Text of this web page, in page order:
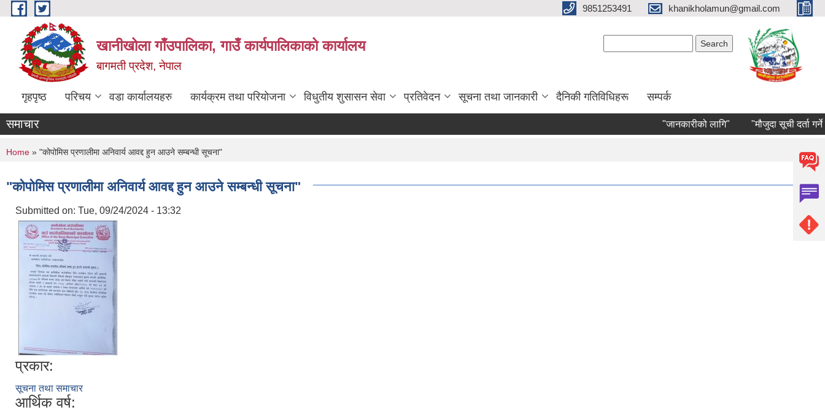
Skip to main content 9851253491 khanikholamun@gmail.com
खानीखोला गाँउपालिका, गाउँ कार्यपालिकाको कार्यालय
बागमती प्रदेश, नेपाल
गृहपृष्ठ परिचय वडा कार्यालयहरु कार्यक्रम तथा परियोजना विधुतीय शुसासन सेवा प्रतिवेदन सूचना तथा जानकारी दैनिकी गतिविधिहरू सम्पर्क
समाचार "जानकारीको लागि" "मौजुदा सूची दर्ता गर्ने
You are here
Home » "कोपोमिस प्रणालीमा अनिवार्य आवद्द हुन आउने सम्बन्धी सूचना"
"कोपोमिस प्रणालीमा अनिवार्य आवद्द हुन आउने सम्बन्धी सूचना"
Submitted on: Tue, 09/24/2024 - 13:32
प्रकार:
सूचना तथा समाचार
आर्थिक वर्ष: